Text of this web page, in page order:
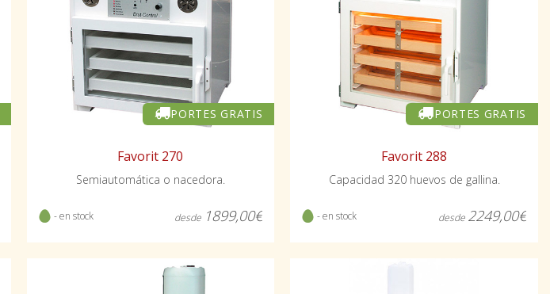
PORTES GRATIS
Favorit 270
Semiautomática o nacedora.
- en stock desde 1899,00€
PORTES GRATIS
Favorit 288
Capacidad 320 huevos de gallina.
- en stock desde 2249,00€